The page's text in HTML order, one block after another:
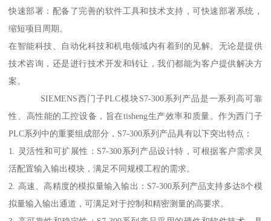
快速部署：配备了完善的软件工具和技术支持，可快速部署系统，
缩短项目周期。
在智能科技、自动化科技和机电领域内有着到的见解。无论是提供
技术咨询，还是进行技术开发和转让，我们都能为客户提供解决方
案。
SIEMENS西门子PLC模块S7-300系列产品是一系列高可靠
性、高性能的工控设备，旨在tisheng生产效率和质量。作为西门子
PLC系列中的重要组成部分，S7-300系列产品具有以下突出特点：
1. 灵活性和可扩展性：S7-300系列产品设计特，可根据客户需求灵
活配置输入输出模块，满足不同规模工程的需求。
2. 高速、高精度的模拟量输入输出：S7-300系列产品支持多达8个模
拟量输入输出通道，可满足对于控制和精密测量的高要求。